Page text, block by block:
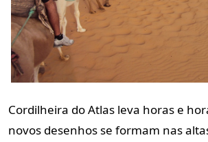
Cordilheira do Atlas leva horas e
novos desenhos se formam nas